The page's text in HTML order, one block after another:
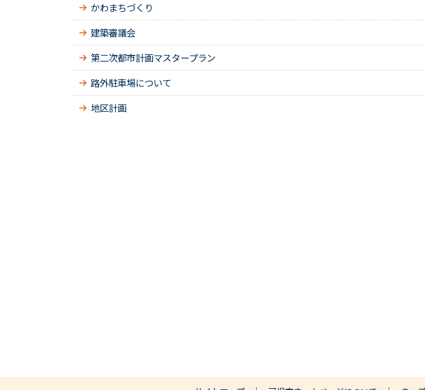
かわまちづくり
建築審議会
第二次都市計画マスタープラン
路外駐車場について
地区計画